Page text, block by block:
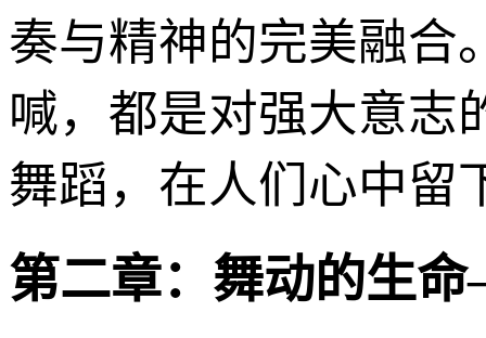
奏与精神的完美融合
喊，都是对强大意志
舞蹈，在人们心中留
第二章：舞动的生